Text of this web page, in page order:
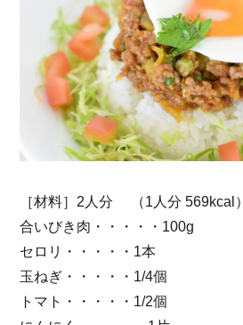
［材料］2人分 （1人分 569kcal）
合いびき肉・・・・・100g
セロリ・・・・・1本
玉ねぎ・・・・・1/4個
トマト・・・・・1/2個